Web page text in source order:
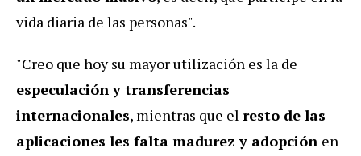
vida diaria de las personas".
"Creo que hoy su mayor utilización es la de
especulación y transferencias
internacionales, mientras que el resto de las
aplicaciones les falta madurez y adopción en